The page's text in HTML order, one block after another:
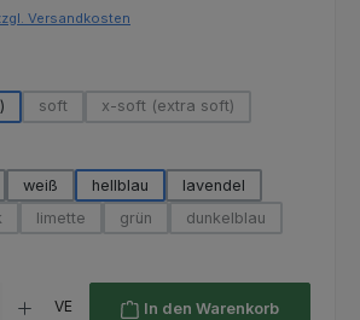
Versandkosten
soft
(Diese Option ist zurzeit nicht verfügbar.)
x-soft (extra soft)
(Diese Option ist zurzeit
weiß hellblau
lavendel
Option ist zurzeit nicht verfügbar.)
limette
(Diese Option ist zurzeit nicht verfügbar.)
grün
(Diese Option ist zurzeit nicht
dunkelblau
(Diese Option ist
zurzeit nicht verfügbar.)
ist zurzeit nicht verfügbar.)
VE In den Warenkorb